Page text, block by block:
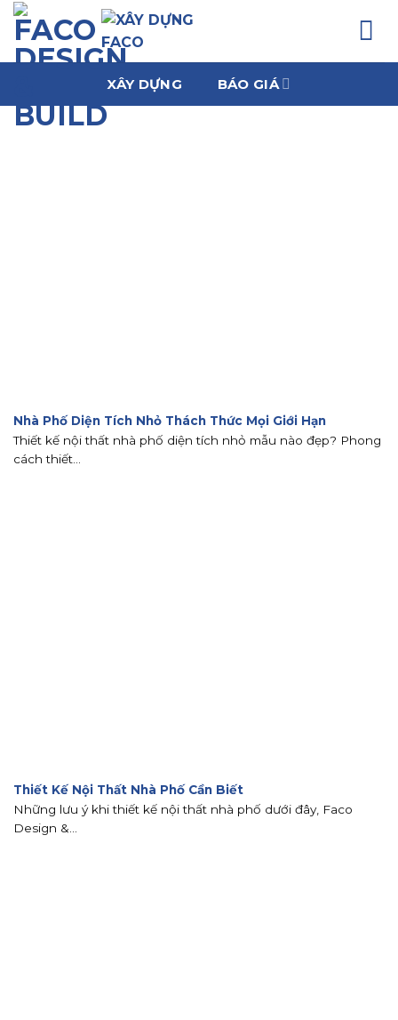
Chuyển
đến
XÂY DỰNG BÁO GIÁ
Nhà Phố Diện Tích Nhỏ Thách Thức Mọi Giới Hạn
Thiết kế nội thất nhà phố diện tích nhỏ mẫu nào đẹp? Phong
cách thiết...
Thiết Kế Nội Thất Nhà Phố Cần Biết
Những lưu ý khi thiết kế nội thất nhà phố dưới đây, Faco
Design &...